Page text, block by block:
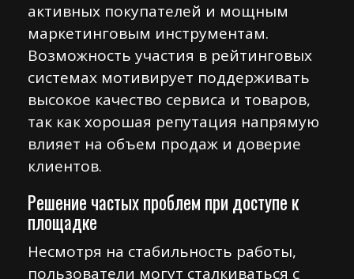
активных покупателей и мощным
маркетинговым инструментам.
Возможность участия в рейтинговых
системах мотивирует поддерживать
высокое качество сервиса и товаров,
так как хорошая репутация напрямую
влияет на объем продаж и доверие
клиентов.
Решение частых проблем при доступе к
площадке
Несмотря на стабильность работы,
пользователи могут сталкиваться с